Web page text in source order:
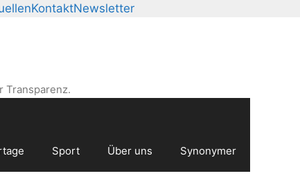
KontaktNewsletter
Transparenz.
Sport Über uns Synonymer